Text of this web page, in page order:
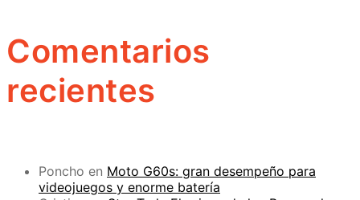
Comentarios
recientes
Poncho en Moto G60s: gran desempeño para
videojuegos y enorme batería